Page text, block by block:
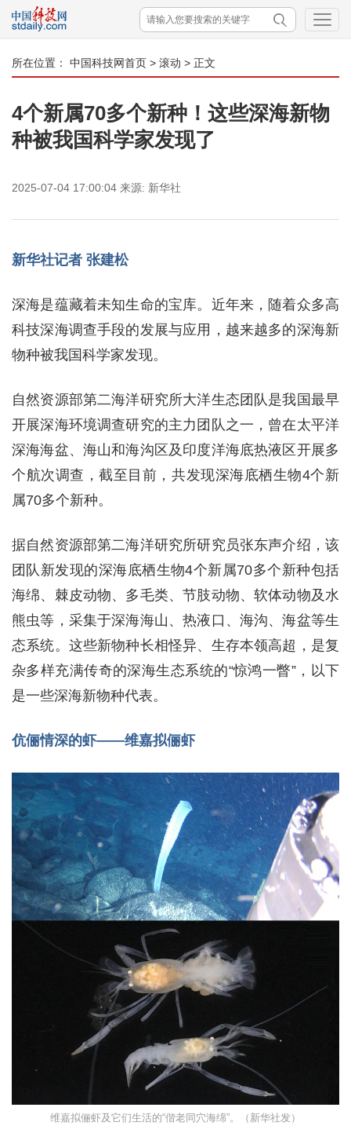
所在位置： 中国科技网首页 > 滚动 > 正文
4个新属70多个新种！这些深海新物
种被我国科学家发现了
2025-07-04 17:00:04 来源: 新华社
新华社记者 张建松
深海是蕴藏着未知生命的宝库。近年来，随着众多高
科技深海调查手段的发展与应用，越来越多的深海新
物种被我国科学家发现。
自然资源部第二海洋研究所大洋生态团队是我国最早
开展深海环境调查研究的主力团队之一，曾在太平洋
深海海盆、海山和海沟区及印度洋海底热液区开展多
个航次调查，截至目前，共发现深海底栖生物4个新
属70多个新种。
据自然资源部第二海洋研究所研究员张东声介绍，该
团队新发现的深海底栖生物4个新属70多个新种包括
海绵、棘皮动物、多毛类、节肢动物、软体动物及水
熊虫等，采集于深海海山、热液口、海沟、海盆等生
态系统。这些新物种长相怪异、生存本领高超，是复
杂多样充满传奇的深海生态系统的“惊鸿一瞥”，以下
是一些深海新物种代表。
伉俪情深的虾——维嘉拟俪虾
维嘉拟俪虾及它们生活的“偕老同穴海绵”。（新华社发）